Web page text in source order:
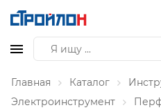
Главная Каталог
Электроинструмент